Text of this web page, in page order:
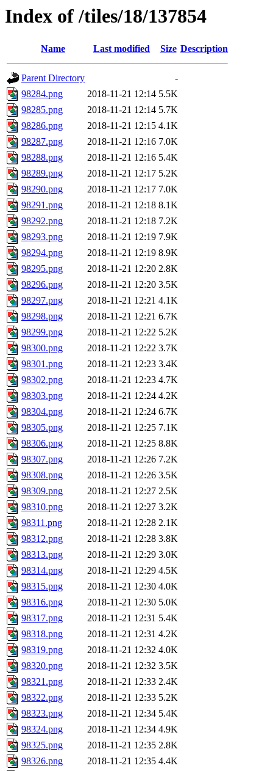
Index of /tiles/18/137854
Name Last modified Size Description
Parent Directory
-
98284.png
2018-11-21 12:14 5.5K
98285.png
2018-11-21 12:14 5.7K
98286.png
2018-11-21 12:15 4.1K
98287.png
2018-11-21 12:16 7.0K
98288.png
2018-11-21 12:16 5.4K
98289.png
2018-11-21 12:17 5.2K
98290.png
2018-11-21 12:17 7.0K
98291.png
2018-11-21 12:18 8.1K
98292.png
2018-11-21 12:18 7.2K
98293.png
2018-11-21 12:19 7.9K
98294.png
2018-11-21 12:19 8.9K
98295.png
2018-11-21 12:20 2.8K
98296.png
2018-11-21 12:20 3.5K
98297.png
2018-11-21 12:21 4.1K
98298.png
2018-11-21 12:21 6.7K
98299.png
2018-11-21 12:22 5.2K
98300.png
2018-11-21 12:22 3.7K
98301.png
2018-11-21 12:23 3.4K
98302.png
2018-11-21 12:23 4.7K
98303.png
2018-11-21 12:24 4.2K
98304.png
2018-11-21 12:24 6.7K
98305.png
2018-11-21 12:25 7.1K
98306.png
2018-11-21 12:25 8.8K
98307.png
2018-11-21 12:26 7.2K
98308.png
2018-11-21 12:26 3.5K
98309.png
2018-11-21 12:27 2.5K
98310.png
2018-11-21 12:27 3.2K
98311.png
2018-11-21 12:28 2.1K
98312.png
2018-11-21 12:28 3.8K
98313.png
2018-11-21 12:29 3.0K
98314.png
2018-11-21 12:29 4.5K
98315.png
2018-11-21 12:30 4.0K
98316.png
2018-11-21 12:30 5.0K
98317.png
2018-11-21 12:31 5.4K
98318.png
2018-11-21 12:31 4.2K
98319.png
2018-11-21 12:32 4.0K
98320.png
2018-11-21 12:32 3.5K
98321.png
2018-11-21 12:33 2.4K
98322.png
2018-11-21 12:33 5.2K
98323.png
2018-11-21 12:34 5.4K
98324.png
2018-11-21 12:34 4.9K
98325.png
2018-11-21 12:35 2.8K
98326.png
2018-11-21 12:35 4.4K